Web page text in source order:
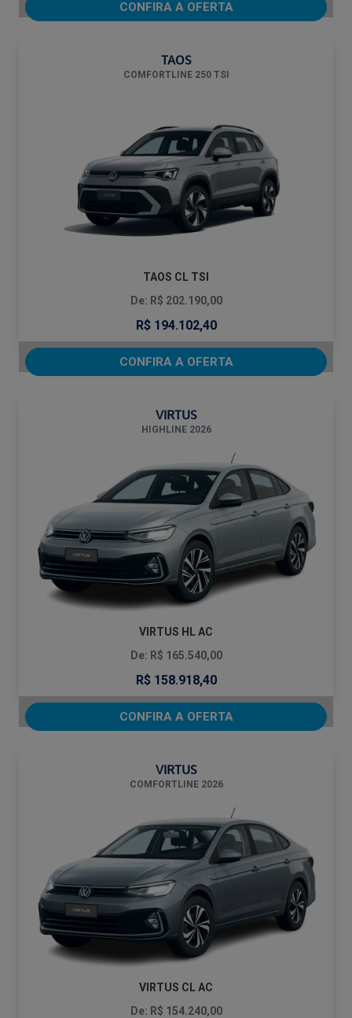
CONFIRA A OFERTA
TAOS
COMFORTLINE 250 TSI
TAOS CL TSI
De: R$ 202.190,00
R$ 194.102,40
CONFIRA A OFERTA
VIRTUS
HIGHLINE 2026
VIRTUS HL AC
De: R$ 165.540,00
R$ 158.918,40
CONFIRA A OFERTA
VIRTUS
COMFORTLINE 2026
VIRTUS CL AC
De: R$ 154.240,00